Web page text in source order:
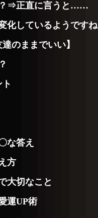
？⇒正直に言うと……
化しているようですね
のままでいい】
な答え
方
大切なこと
運UP術